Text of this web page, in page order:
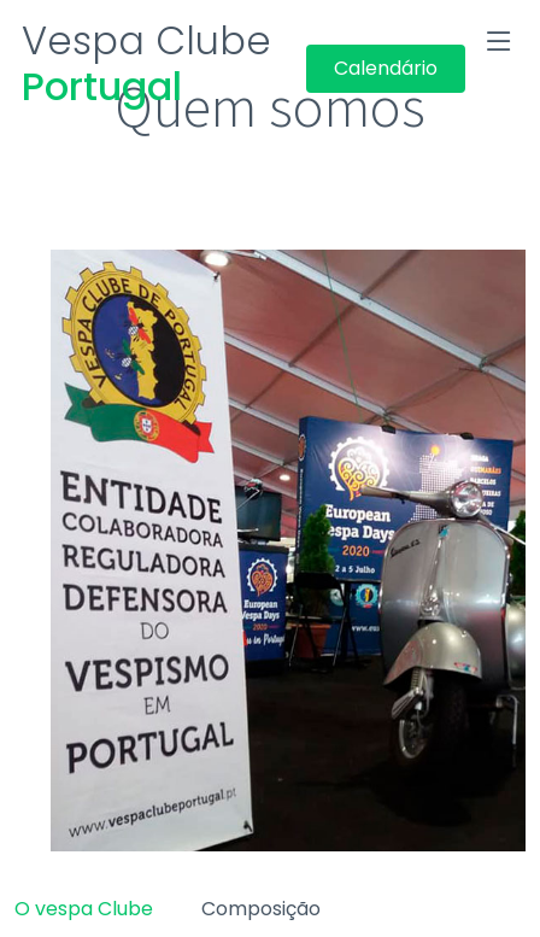
Vespa Clube
Portugal
Calendário
Quem somos
O vespa Clube Composição